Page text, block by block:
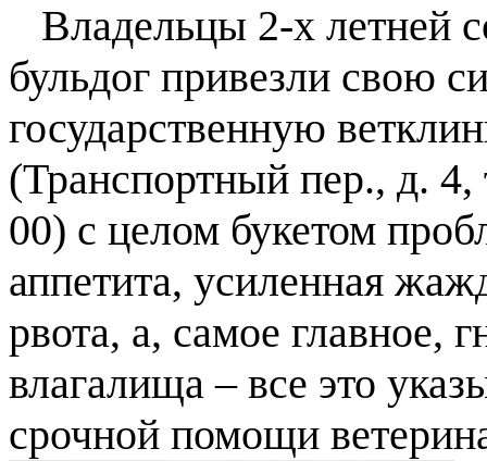
Владельцы 2-х летней
бульдог привезли свою
государственную
(Транспортный пер., д.
00) с целом букетом
аппетита, усиленная
рвота, а, самое главное,
влагалища – все это
срочной помощи